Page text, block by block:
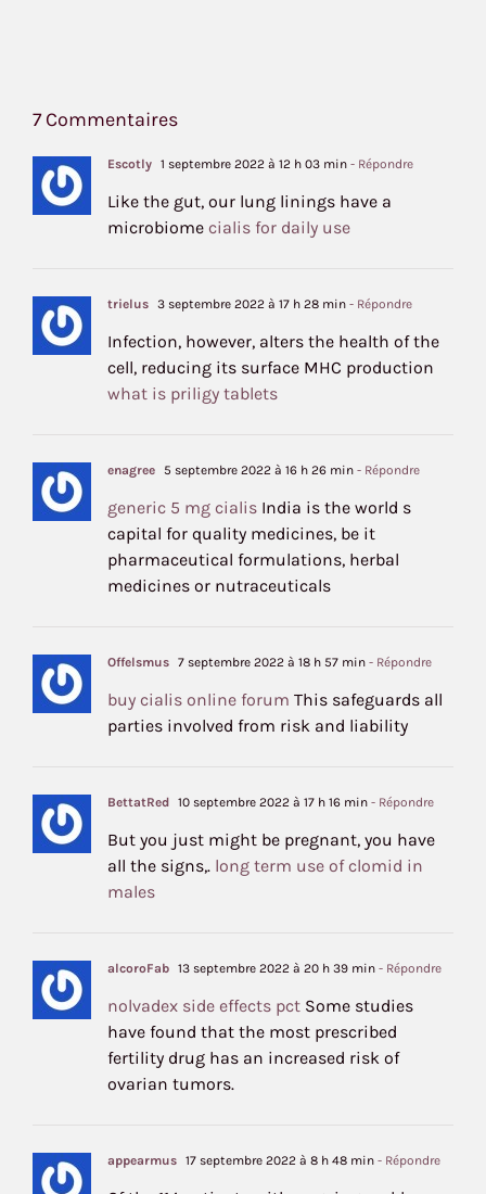
7 Commentaires
Escotly 1 septembre 2022 à 12 h 03 min - Répondre
Like the gut, our lung linings have a
microbiome cialis for daily use
trielus 3 septembre 2022 à 17 h 28 min - Répondre
Infection, however, alters the health of the
cell, reducing its surface MHC production
what is priligy tablets
enagree 5 septembre 2022 à 16 h 26 min - Répondre
generic 5 mg cialis India is the world s
capital for quality medicines, be it
pharmaceutical formulations, herbal
medicines or nutraceuticals
Offelsmus 7 septembre 2022 à 18 h 57 min - Répondre
buy cialis online forum This safeguards all
parties involved from risk and liability
BettatRed 10 septembre 2022 à 17 h 16 min - Répondre
But you just might be pregnant, you have
all the signs,. long term use of clomid in
males
alcoroFab 13 septembre 2022 à 20 h 39 min - Répondre
nolvadex side effects pct Some studies
have found that the most prescribed
fertility drug has an increased risk of
ovarian tumors.
appearmus 17 septembre 2022 à 8 h 48 min - Répondre